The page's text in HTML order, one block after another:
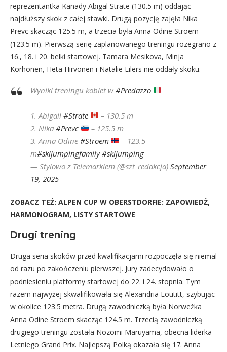
reprezentantka Kanady Abigal Strate (130.5 m) oddając
najdłuższy skok z całej stawki. Drugą pozycję zajęła Nika
Prevc skacząc 125.5 m, a trzecia była Anna Odine Stroem
(123.5 m). Pierwszą serię zaplanowanego treningu rozegrano z
16., 18. i 20. belki startowej. Tamara Mesikova, Minja
Korhonen, Heta Hirvonen i Natalie Eilers nie oddały skoku.
Wyniki treningu kobiet w #Predazzo
1. Abigail #Strate
– 130.5 m
2. Nika #Prevc
– 125.5 m
3. Anna Odine #Stroem
– 123.5
m#skijumpingfamily #skijumping
— Stylowo z Telemarkiem (@szt_redakcja) September
19, 2025
ZOBACZ TEŻ: ALPEN CUP W OBERSTDORFIE: ZAPOWIEDŻ,
HARMONOGRAM, LISTY STARTOWE
Drugi trening
Druga seria skoków przed kwalifikacjami rozpoczęła się niemal
od razu po zakończeniu pierwszej. Jury zadecydowało o
podniesieniu platformy startowej do 22. i 24. stopnia. Tym
razem najwyżej skwalifikowała się Alexandria Loutitt, szybując
w okolice 123.5 metra. Drugą zawodniczką była Norweżka
Anna Odine Stroem skacząc 124.5 m. Trzecią zawodniczką
drugiego treningu została Nozomi Maruyama, obecna liderka
Letniego Grand Prix. Najlepszą Polką okazała się 17. Anna